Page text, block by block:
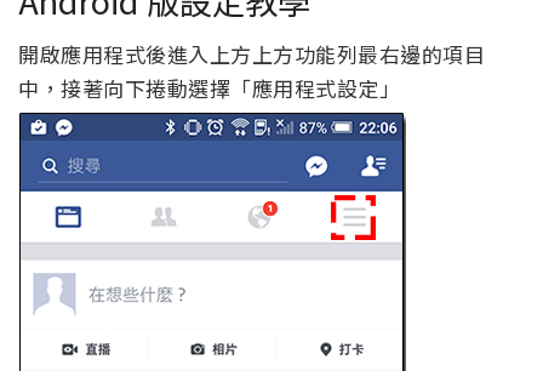
開啟應用程式後進入上方上方功能列最右邊的項目
中，接著向下捲動選擇「應用程式設定」